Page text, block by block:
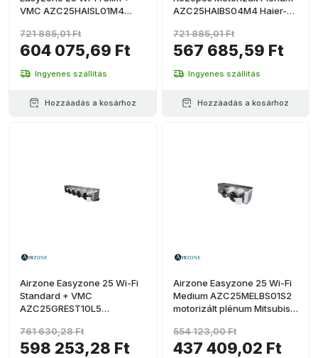
VMC AZC25HAISL01M4
mm (alacsony profil)
604 075,69 Ft
721 885,01 Ft
Ingyenes szállítás
Hozzáadás a kosárhoz
AZC25HAIBS04M4 Haier-
(közepes kapacitás)
567 685,59 Ft
721 885,01 Ft
Ingyenes szállítás
Hozzáadás a kosárhoz
Airzone Easyzone 25 Wi-Fi
Standard + VMC
AZC25GREST10L5
– 5 kimenet Ø200 mm (nagy
kapacitás)
598 253,28 Ft
761 630,28 Ft
Airzone Easyzone 25 Wi-Fi
Medium AZC25MELBS01S2
motorizált plénum Mitsubishi
2 kimenet Ø200 mm
(közepes kapacitás)
437 409,02 Ft
554 123,00 Ft